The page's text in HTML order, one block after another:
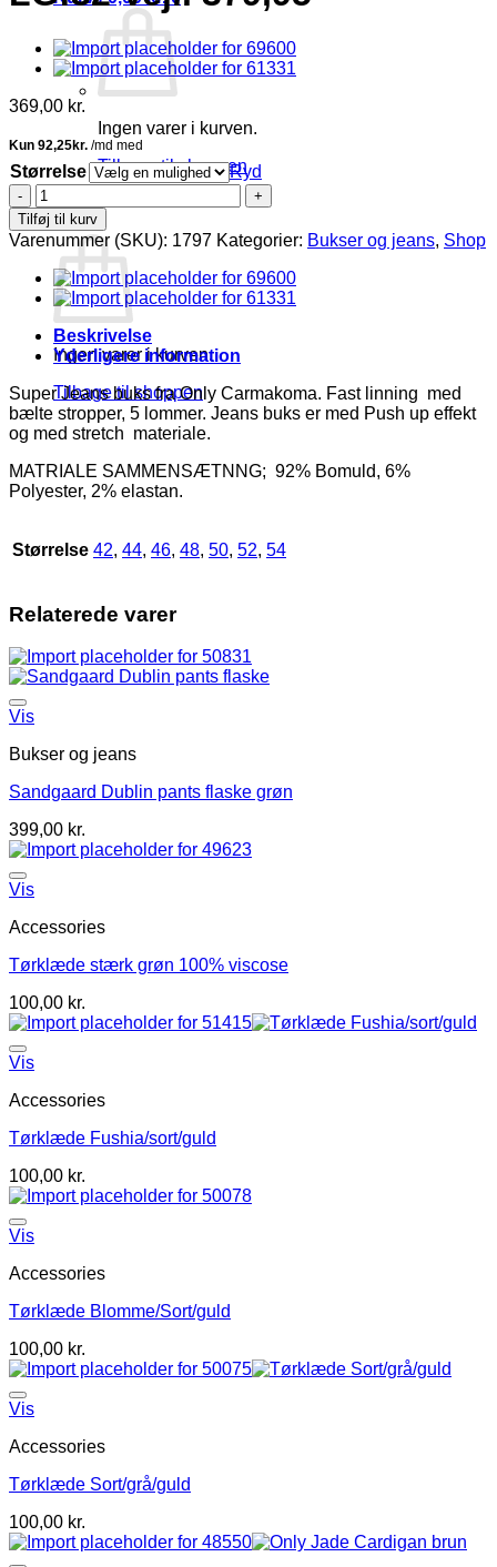
Ingen varer i kurven.
Tilbage til shoppen
0
Kurv
Ingen varer i kurven.
Tilbage til shoppen
369,00 kr.
Størrelse
Ryd
Only
Power
Push
Up
Jeans
LG:32
Vejl.
379,95
antal
Tilføj til kurv
Varenummer (SKU): 1797 Kategorier: Bukser og jeans, Shop
Beskrivelse
Yderligere information
Super Jeans buks fra Only Carmakoma. Fast linning med
bælte stropper, 5 lommer. Jeans buks er med Push up effekt
og med stretch materiale.
MATRIALE SAMMENSÆTNNG; 92% Bomuld, 6%
Polyester, 2% elastan.
Størrelse 42, 44, 46, 48, 50, 52, 54
Relaterede varer
Vis
Bukser og jeans
Sandgaard Dublin pants flaske grøn
399,00 kr.
Vis
Accessories
Tørklæde stærk grøn 100% viscose
100,00 kr.
Vis
Accessories
Tørklæde Fushia/sort/guld
100,00 kr.
Vis
Accessories
Tørklæde Blomme/Sort/guld
100,00 kr.
Vis
Accessories
Tørklæde Sort/grå/guld
100,00 kr.